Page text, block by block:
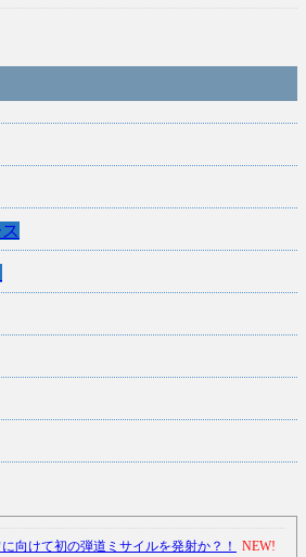
向けて初の弾道ミサイルを発射か？！ NEW!